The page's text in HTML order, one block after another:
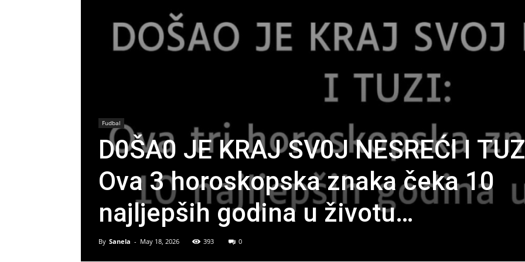
Fudbal
D0ŠA0 JE KRAJ SV0J NESREĆl I
Ova 3 horoskopska znaka čeka 10
najljepših godina u životu…
By Sanela - May 18, 2026 393 0